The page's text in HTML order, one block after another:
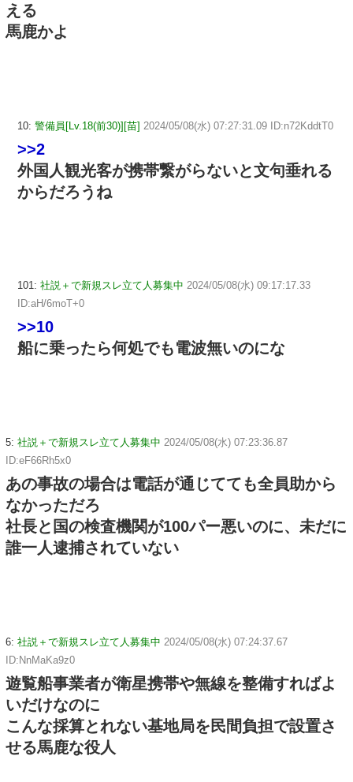
える
馬鹿かよ
10: 警備員[Lv.18(前30)][苗] 2024/05/08(水) 07:27:31.09 ID:n72KddtT0
>>2
外国人観光客が携帯繋がらないと文句垂れる
からだろうね
101: 社説＋で新規スレ立て人募集中 2024/05/08(水) 09:17:17.33
ID:aH/6moT+0
>>10
船に乗ったら何処でも電波無いのにな
5: 社説＋で新規スレ立て人募集中 2024/05/08(水) 07:23:36.87
ID:eF66Rh5x0
あの事故の場合は電話が通じてても全員助から
なかっただろ
社長と国の検査機関が100パー悪いのに、未だに
誰一人逮捕されていない
6: 社説＋で新規スレ立て人募集中 2024/05/08(水) 07:24:37.67
ID:NnMaKa9z0
遊覧船事業者が衛星携帯や無線を整備すればよ
いだけなのに
こんな採算とれない基地局を民間負担で設置さ
せる馬鹿な役人